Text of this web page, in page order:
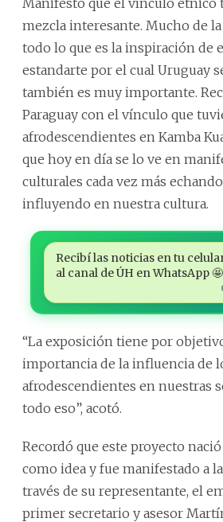
mezcla interesante. Mucho de
todo lo que es la inspiración de
estandarte por el cual Uruguay
también es muy importante.
Paraguay con el vínculo que
afrodescendientes en Kamba
que hoy en día se lo ve en
culturales cada vez más
influyendo en nuestra cultura.
Recibí las noticias en tu
al canal de ÚH en WhatsApp 🤩
“La exposición tiene por
importancia de la influencia de
afrodescendientes en nuestras
todo eso”, acotó.
Recordó que este proyecto
como idea y fue manifestado a
través de su representante, el
primer secretario y asesor